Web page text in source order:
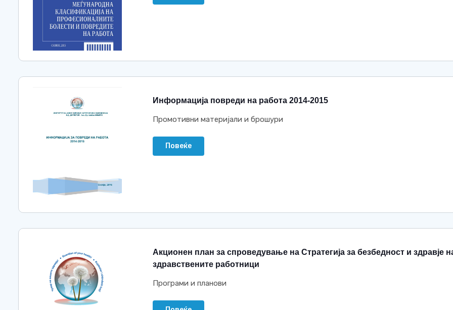
Информација повреди на работа 2014-2015
Промотивни материјали и брошури
Повеќе
Акционен план за спроведување на Стратегија за безбедност и здравје
здравствените работници
Програми и планови